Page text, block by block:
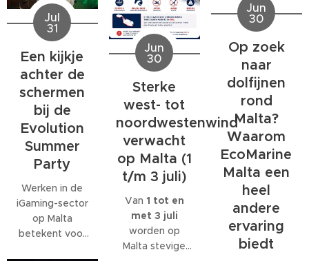
Jul
31
Een kijkje
achter de
schermen
bij de
Evolution
Summer
Party
Werken in de
iGaming-sector
op Malta
betekent voor
Jun
30
Sterke
west- tot
noordwestenwind
verwacht
op Malta (1
t/m 3 juli)
Van 1 tot en
met 3 juli
worden op
Malta stevige
Jun
30
Op zoek
naar
dolfijnen
rond
Malta?
Waarom
EcoMarine
Malta een
heel
andere
ervaring
biedt